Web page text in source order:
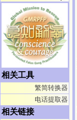
相关工具
繁简转换器
电话提取器
相关链接